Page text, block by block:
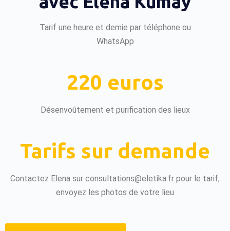
Tarif une heure et demie par téléphone ou
WhatsApp
220 euros
Désenvoûtement et purification des lieux
Tarifs sur demande
Contactez Elena sur consultations@eletika.fr pour le tarif,
envoyez les photos de votre lieu